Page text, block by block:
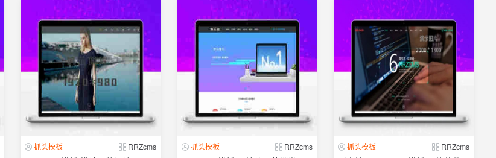
抓头模板 RRZcms 抓头模板 RRZcms 抓头模板 RRZcms